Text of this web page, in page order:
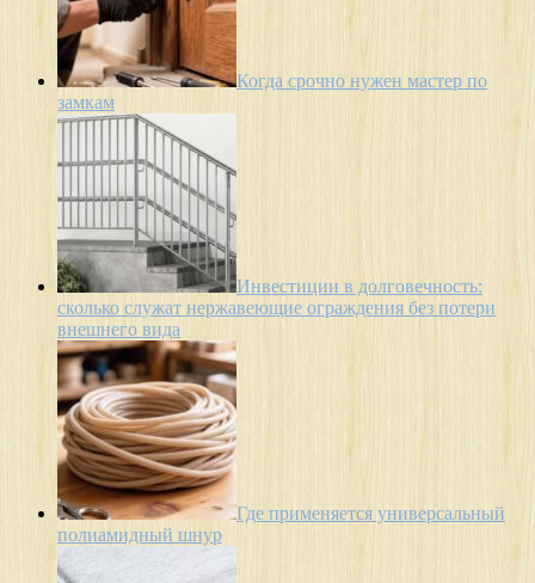
Когда срочно нужен мастер по
замкам
Инвестиции в долговечность:
сколько служат нержавеющие ограждения без потери
внешнего вида
Где применяется универсальный
полиамидный шнур